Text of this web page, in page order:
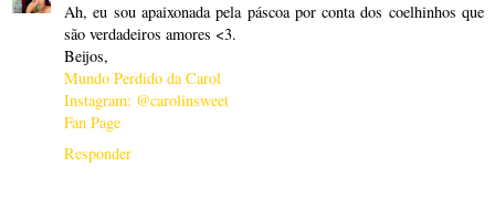
Ah, eu sou apaixonada pela páscoa por conta dos coelhinhos que
são verdadeiros amores <3.
Beijos,
Mundo Perdido da Carol
Instagram: @carolinsweet
Fan Page
Responder